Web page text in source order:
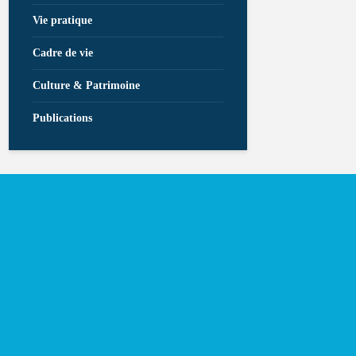
Vie pratique
Cadre de vie
Culture & Patrimoine
Publications